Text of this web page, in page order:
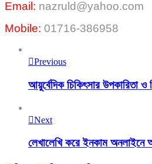
Email: nazruld@yahoo.com
Mobile: 01716-386958
Previous
আয়ুর্বেদিক চিকিৎসার উপকারিতা ও
Next
লেখালেখি করে ইনকাম